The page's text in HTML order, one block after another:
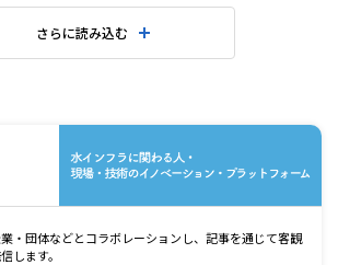
さらに読み込む
・団体などとコラボレーションし、記事を通じて客観
します。